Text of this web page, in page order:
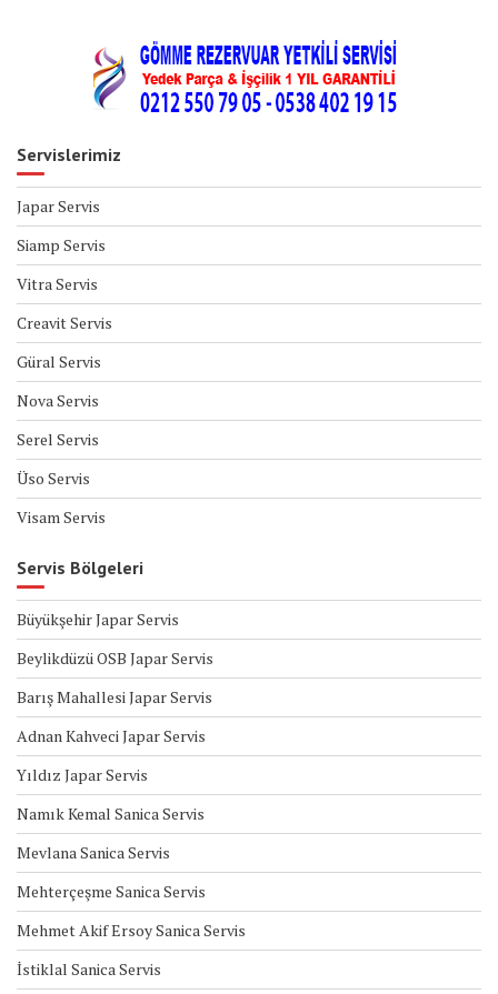
Servislerimiz
Japar Servis
Siamp Servis
Vitra Servis
Creavit Servis
Güral Servis
Nova Servis
Serel Servis
Üso Servis
Visam Servis
Servis Bölgeleri
Büyükşehir Japar Servis
Beylikdüzü OSB Japar Servis
Barış Mahallesi Japar Servis
Adnan Kahveci Japar Servis
Yıldız Japar Servis
Namık Kemal Sanica Servis
Mevlana Sanica Servis
Mehterçeşme Sanica Servis
Mehmet Akif Ersoy Sanica Servis
İstiklal Sanica Servis